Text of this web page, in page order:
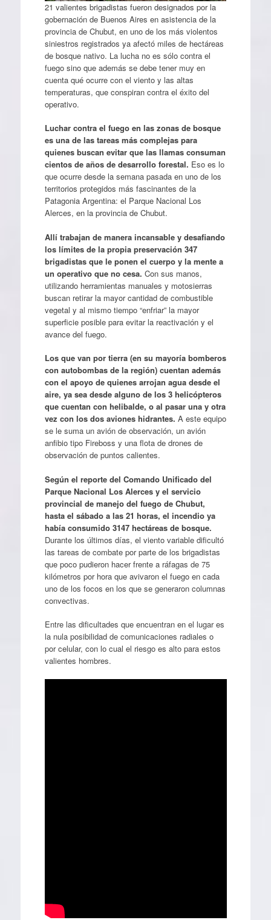
21 valientes brigadistas fueron designados por la
gobernación de Buenos Aires en asistencia de la
provincia de Chubut, en uno de los más violentos
siniestros registrados ya afectó miles de hectáreas
de bosque nativo. La lucha no es sólo contra el
fuego sino que además se debe tener muy en
cuenta qué ocurre con el viento y las altas
temperaturas, que conspiran contra el éxito del
operativo.
Luchar contra el fuego en las zonas de bosque
es una de las tareas más complejas para
quienes buscan evitar que las llamas consuman
cientos de años de desarrollo forestal. Eso es lo
que ocurre desde la semana pasada en uno de los
territorios protegidos más fascinantes de la
Patagonia Argentina: el Parque Nacional Los
Alerces, en la provincia de Chubut.
Allí trabajan de manera incansable y desafiando
los límites de la propia preservación 347
brigadistas que le ponen el cuerpo y la mente a
un operativo que no cesa. Con sus manos,
utilizando herramientas manuales y motosierras
buscan retirar la mayor cantidad de combustible
vegetal y al mismo tiempo “enfriar” la mayor
superficie posible para evitar la reactivación y el
avance del fuego.
Los que van por tierra (en su mayoría bomberos
con autobombas de la región) cuentan además
con el apoyo de quienes arrojan agua desde el
aire, ya sea desde alguno de los 3 helicópteros
que cuentan con helibalde, o al pasar una y otra
vez con los dos aviones hidrantes. A este equipo
se le suma un avión de observación, un avión
anfibio tipo Fireboss y una flota de drones de
observación de puntos calientes.
Según el reporte del Comando Unificado del
Parque Nacional Los Alerces y el servicio
provincial de manejo del fuego de Chubut,
hasta el sábado a las 21 horas, el incendio ya
había consumido 3147 hectáreas de bosque.
Durante los últimos días, el viento variable dificultó
las tareas de combate por parte de los brigadistas
que poco pudieron hacer frente a ráfagas de 75
kilómetros por hora que avivaron el fuego en cada
uno de los focos en los que se generaron columnas
convectivas.
Entre las dificultades que encuentran en el lugar es
la nula posibilidad de comunicaciones radiales o
por celular, con lo cual el riesgo es alto para estos
valientes hombres.